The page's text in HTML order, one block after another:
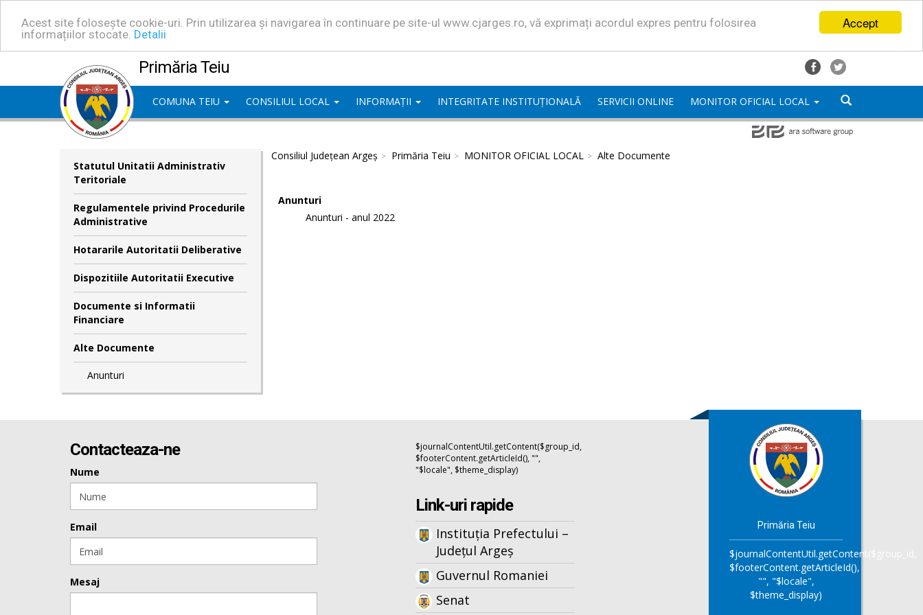
Accept
Acest site folosește cookie-uri. Prin utilizarea și navigarea în continuare pe site-ul www.cjarges.ro, vă exprimați acordul expres pentru folosirea
informațiilor stocate. Detalii
Primăria Teiu
COMUNA TEIU CONSILIUL LOCAL INFORMAȚII INTEGRITATE INSTITUȚIONALĂ SERVICII ONLINE MONITOR OFICIAL LOCAL
Statutul Unitatii Administrativ
Teritoriale
Regulamentele privind Procedurile
Administrative
Hotararile Autoritatii Deliberative
Dispozitiile Autoritatii Executive
Documente si Informatii
Financiare
Alte Documente
Anunturi
Consiliul Județean Argeș Primăria Teiu MONITOR OFICIAL LOCAL Alte Documente
Anunturi
Anunturi - anul 2022
Contacteaza-ne
Nume
Email
Mesaj
$journalContentUtil.getContent($group_id,
$footerContent.getArticleId(), "",
"$locale", $theme_display)
Link-uri rapide
Instituția Prefectului –
Județul Argeș
Guvernul Romaniei
Senat
Primăria Teiu
$journalContentUtil.getContent($group_id,
$footerContent.getArticleId(),
"", "$locale",
$theme_display)